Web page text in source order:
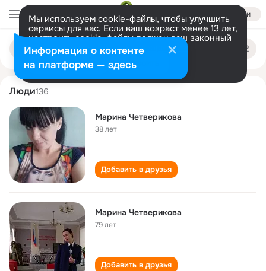
Войти
Мы используем cookie-файлы, чтобы улучшить
сервисы для вас. Если ваш возраст менее 13 лет,
настроить cookie-файлы должен ваш законный
представитель. Больше информации
Разрешить все Настроить
Поиск
людям
marina chetverikova
Люди136
Марина Четверикова
38 лет
Добавить в друзья
Марина Четверикова
79 лет
Добавить в друзья
Информация о контенте
на платформе — здесь